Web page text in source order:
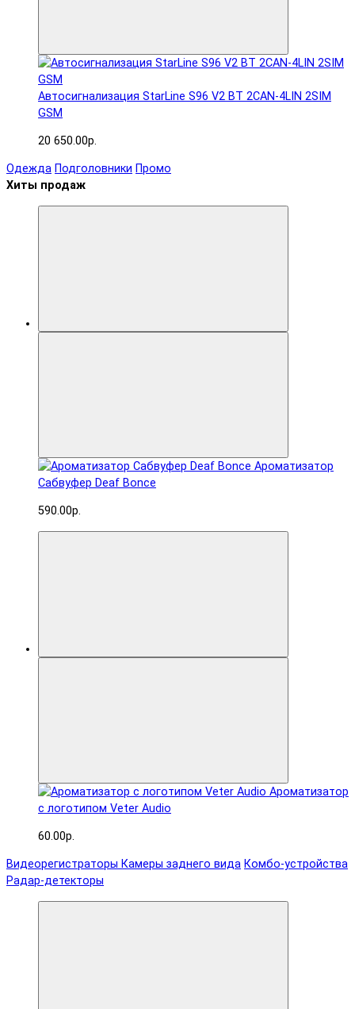
Автосигнализация StarLine S96 V2 BT 2CAN-4LIN 2SIM
GSM
20 650.00р.
Одежда Подголовники Промо
Хиты продаж
Ароматизатор
Сабвуфер Deaf Bonce
590.00р.
Ароматизатор
с логотипом Veter Audio
60.00р.
Видеорегистраторы Камеры заднего вида Комбо-устройства
Радар-детекторы